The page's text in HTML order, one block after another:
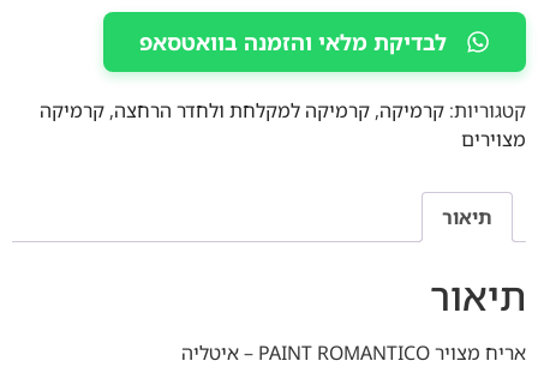
לבדיקת מלאי והזמנה בוואטסאפ
קטגוריות: קרמיקה, קרמיקה למקלחת ולחדר הרחצה, קרמיקה
מצוירים
תיאור
תיאור
אריח מצויר PAINT ROMANTICO – איטליה